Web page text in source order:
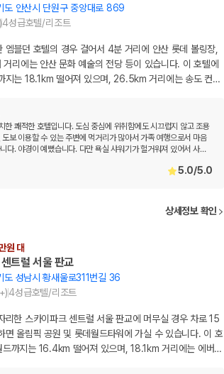
도 안산시 단원구 중앙대로 869
)4성급호텔/리조트
엠블던 호텔의 경우 걸어서 4분 거리에 안산 롯데 볼링장,
거리에는 안산 문화 예술의 전당 등이 있습니다. 이 호텔에
지는 18.1km 떨어져 있으며, 26.5km 거리에는 송도 컨…
한 쾌적한 호텔입니다. 도심 중심에 위취함에도 시끄럽지 않고 조용
보 이용할 수 있는 주변에 먹거리가 많아서 가족 여행으로서 마음
다. 야경이 예뻤습니다. 다만 욕실 샤워기가 헐거워져 있어서 사…
5.0/5.0
상세정보 확인
원 대
트럴 서울 판교
도 성남시 황새울로311번길 36
)4성급호텔/리조트
리한 스카이파크 센트럴 서울 판교에 머무실 경우 차로 15
면 올림픽 공원 및 롯데월드타워에 가실 수 있습니다. 이 호
드까지는 16.4km 떨어져 있으며, 18.1km 거리에는 에버…